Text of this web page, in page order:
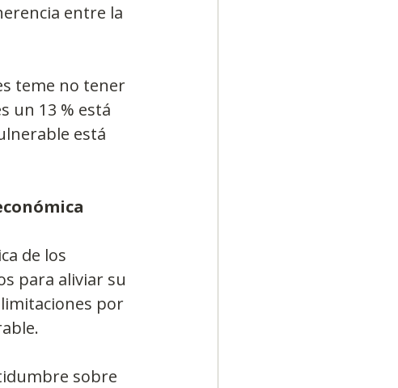
entre la
teme no tener
un 13 % está
está
de los
para aliviar su
por
sobre